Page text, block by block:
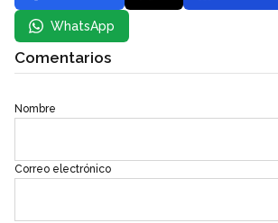
WhatsApp
Comentarios
Nombre
Correo electrónico